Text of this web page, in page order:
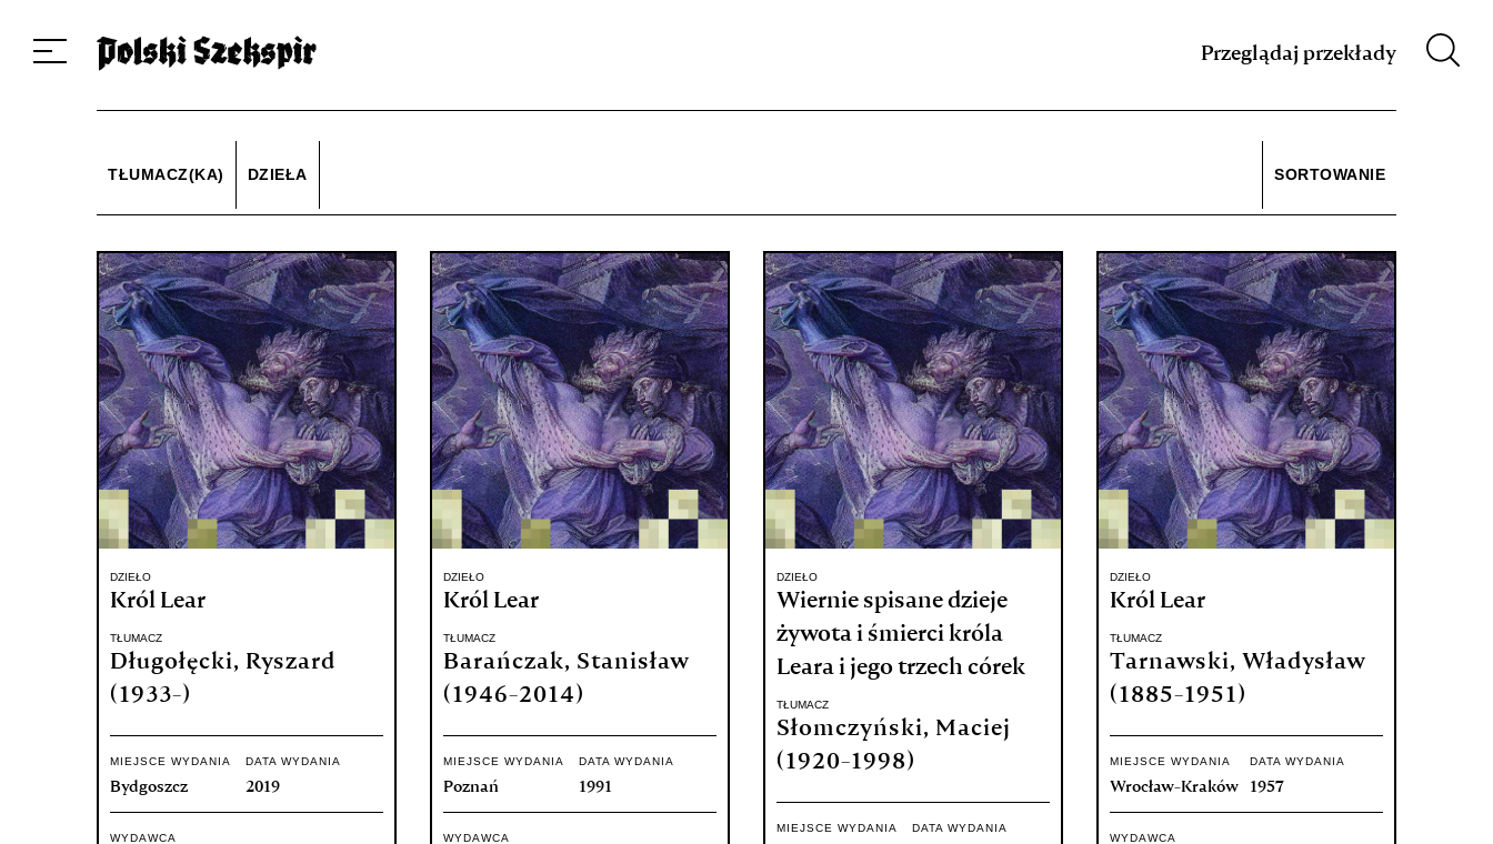
Przeglądaj przekłady
TŁUMACZ(KA) DZIEŁA SORTOWANIE
DZIEŁO
Król Lear
TŁUMACZ
Długołęcki, Ryszard
(1933-)
MIEJSCE WYDANIA
Bydgoszcz
DATA WYDANIA
2019
WYDAWCA
DZIEŁO
Król Lear
TŁUMACZ
Barańczak, Stanisław
(1946-2014)
MIEJSCE WYDANIA
Poznań
DATA WYDANIA
1991
WYDAWCA
DZIEŁO
Wiernie spisane dzieje
żywota i śmierci króla
Leara i jego trzech córek
TŁUMACZ
Słomczyński, Maciej
(1920-1998)
MIEJSCE WYDANIA DATA WYDANIA
DZIEŁO
Król Lear
TŁUMACZ
Tarnawski, Władysław
(1885-1951)
MIEJSCE WYDANIA
Wrocław-Kraków
DATA WYDANIA
1957
WYDAWCA